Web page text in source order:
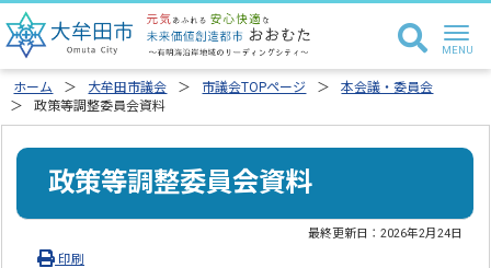
ホーム 大牟田市議会 市議会TOPページ
本会議・委員会
政策等調整委員会資料
政策等調整委員会資料
最終更新日：2026年2月24日
印刷